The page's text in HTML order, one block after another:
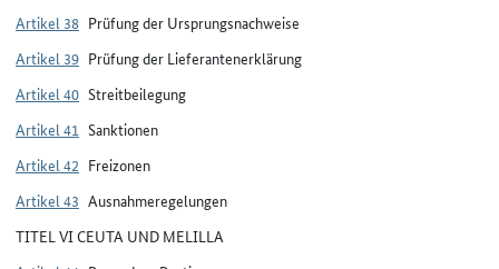
Artikel 38 Prüfung der Ursprungsnachweise
Artikel 39 Prüfung der Lieferantenerklärung
Artikel 40 Streitbeilegung
Artikel 41 Sanktionen
Artikel 42 Freizonen
Artikel 43 Ausnahmeregelungen
TITEL VI CEUTA UND MELILLA